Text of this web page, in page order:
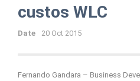
custos WLC
Date 20 Oct 2015
Fernando Gandara – Business